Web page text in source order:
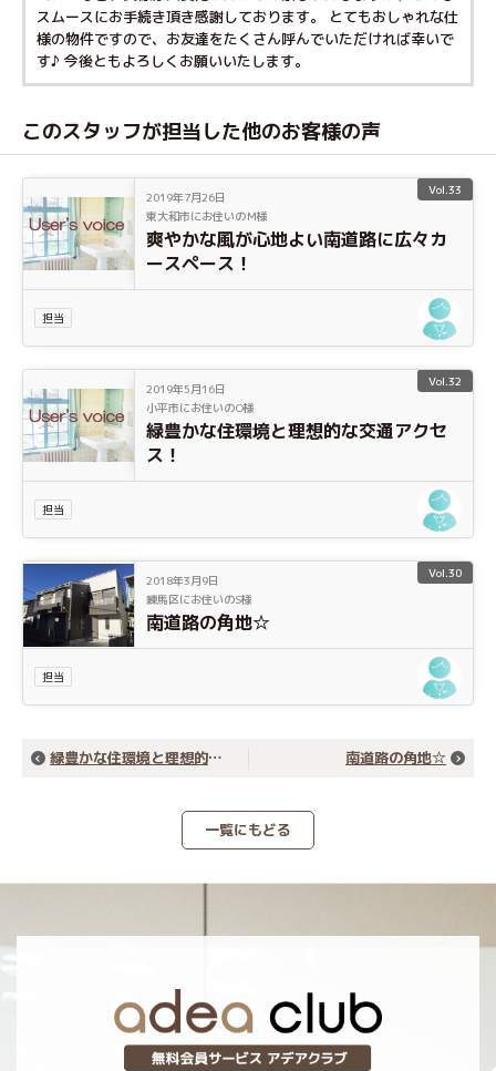
スムースにお手続き頂き感謝しております。 とてもおしゃれな仕
様の物件ですので、お友達をたくさん呼んでいただければ幸いで
す♪ 今後ともよろしくお願いいたします。
このスタッフが担当した他のお客様の声
Vol.33
2019年7月26日
東大和市にお住いのＭ様
爽やかな風が心地よい南道路に広々カ
ースペース！
担当
Vol.32
2019年5月16日
小平市にお住いのO様
緑豊かな住環境と理想的な交通アクセ
ス！
担当
Vol.30
2018年3月9日
練馬区にお住いのS様
南道路の角地☆
担当
緑豊かな住環境と理想的な交通アクセス！ 南道路の角地☆
一覧にもどる